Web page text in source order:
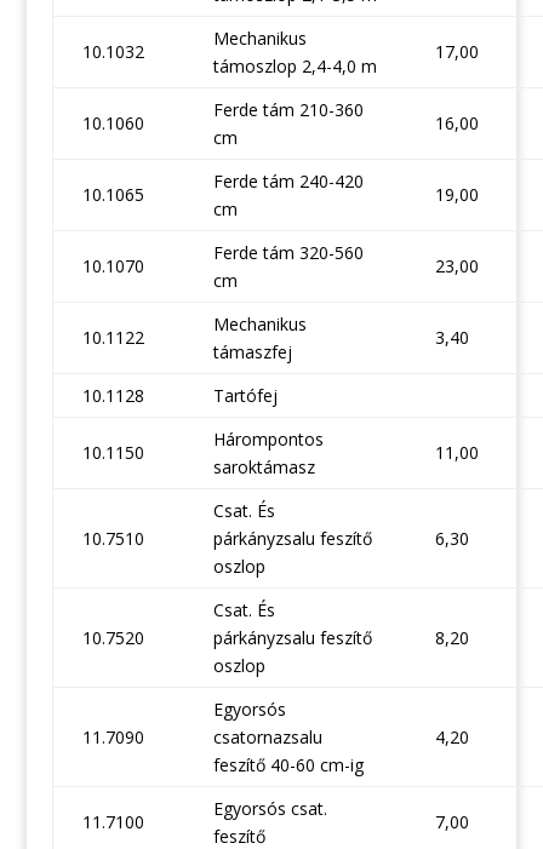
10.1032
Mechanikus
támoszlop 2,4-4,0 m
17,00
10.1060
Ferde tám 210-360
cm
16,00
10.1065
Ferde tám 240-420
cm
19,00
10.1070
Ferde tám 320-560
cm
23,00
10.1122
Mechanikus
támaszfej
3,40
10.1128 Tartófej
10.1150
Hárompontos
saroktámasz
11,00
10.7510
Csat. És
párkányzsalu feszítő
oszlop
6,30
10.7520
Csat. És
párkányzsalu feszítő
oszlop
8,20
11.7090
Egyorsós
csatornazsalu
feszítő 40-60 cm-ig
4,20
11.7100
Egyorsós csat.
feszítő
7,00